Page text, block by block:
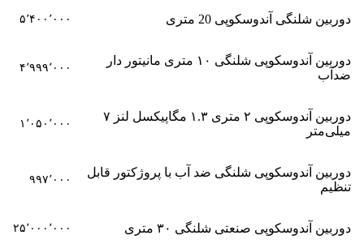
دوربین شلنگی آندوسکوپی 20 متری ۵٬۴۰۰٬۰۰۰
دوربین آندوسکوپی شلنگی ۱۰ متری مانیتور دار
ضدآب
۴٬۹۹۹٬۰۰۰
دوربین آندوسکوپی ۲ متری ۱.۳ مگاپیکسل لنز ۷
میلی‌متر
۱٬۰۵۰٬۰۰۰
دوربین آندوسکوپی شلنگی ضد آب با پروژکتور قابل
تنظیم
۹۹۷٬۰۰۰
دوربین آندوسکوپی صنعتی شلنگی ۳۰ متری ۲۵٬۰۰۰٬۰۰۰